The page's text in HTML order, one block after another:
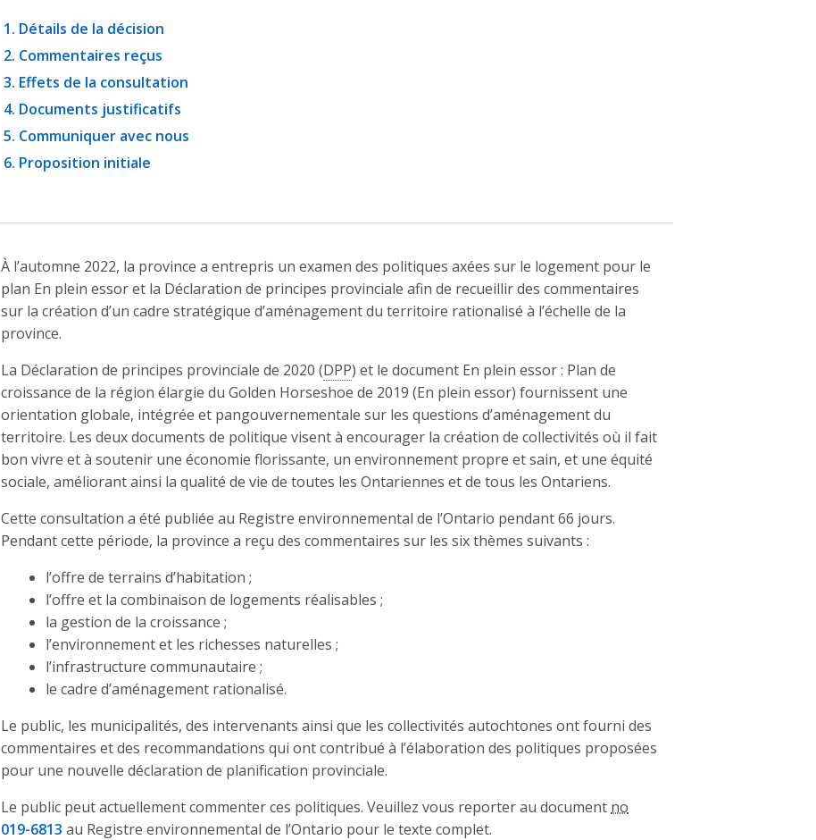
Détails de la décision
Commentaires reçus
Effets de la consultation
Documents justificatifs
Communiquer avec nous
Proposition initiale
À l’automne 2022, la province a entrepris un examen des politiques axées sur le logement pour le
plan En plein essor et la Déclaration de principes provinciale afin de recueillir des commentaires
sur la création d’un cadre stratégique d’aménagement du territoire rationalisé à l’échelle de la
province.
La Déclaration de principes provinciale de 2020 (DPP) et le document En plein essor : Plan de
croissance de la région élargie du Golden Horseshoe de 2019 (En plein essor) fournissent une
orientation globale, intégrée et pangouvernementale sur les questions d’aménagement du
territoire. Les deux documents de politique visent à encourager la création de collectivités où il fait
bon vivre et à soutenir une économie florissante, un environnement propre et sain, et une équité
sociale, améliorant ainsi la qualité de vie de toutes les Ontariennes et de tous les Ontariens.
Cette consultation a été publiée au Registre environnemental de l’Ontario pendant 66 jours.
Pendant cette période, la province a reçu des commentaires sur les six thèmes suivants :
l’offre de terrains d’habitation ;
l’offre et la combinaison de logements réalisables ;
la gestion de la croissance ;
l’environnement et les richesses naturelles ;
l’infrastructure communautaire ;
le cadre d’aménagement rationalisé.
Le public, les municipalités, des intervenants ainsi que les collectivités autochtones ont fourni des
commentaires et des recommandations qui ont contribué à l’élaboration des politiques proposées
pour une nouvelle déclaration de planification provinciale.
Le public peut actuellement commenter ces politiques. Veuillez vous reporter au document no
019-6813 au Registre environnemental de l’Ontario pour le texte complet.